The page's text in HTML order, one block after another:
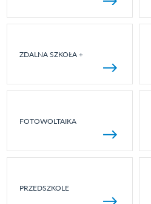
ZDALNA SZKOŁA +
FOTOWOLTAIKA
PRZEDSZKOLE